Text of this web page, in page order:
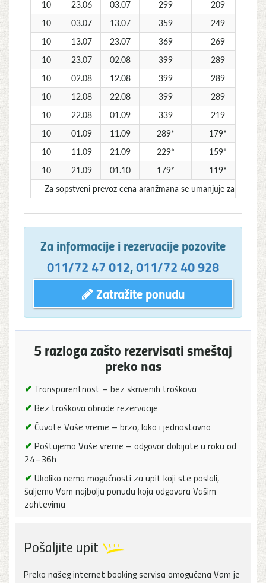
10
23.06 03.07 299 209
10
03.07 13.07 359 249
10
13.07 23.07 369 269
10
23.07 02.08 399 289
10
02.08 12.08 399 289
10
12.08 22.08 399 289
10
22.08 01.09 339 219
10
01.09 11.09 289* 179*
10
11.09 21.09 229* 159*
10
21.09 01.10 179* 119*
Za sopstveni prevoz cena aranžmana se umanjuje za 30€
Za informacije i rezervacije pozovite
011/72 47 012,011/72 40 928
Zatražite ponudu
5 razloga zašto rezervisati smeštaj
preko nas
✔ Transparentnost – bez skrivenih troškova
✔ Bez troškova obrade rezervacije
✔ Čuvate Vaše vreme – brzo, lako i jednostavno
✔ Poštujemo Vaše vreme – odgovor dobijate u roku od
24–36h
✔ Ukoliko nema mogućnosti za upit koji ste poslali,
šaljemo Vam najbolju ponudu koja odgovara Vašim
zahtevima
Pošaljite upit
Preko našeg internet booking servisa omogućena Vam je